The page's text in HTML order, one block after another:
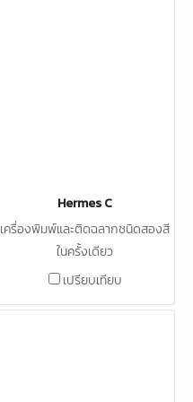
Hermes C
เครื่องพิมพ์และติดฉลากชนิดสองสี
ในครั้งเดียว
เปรียบเทียบ